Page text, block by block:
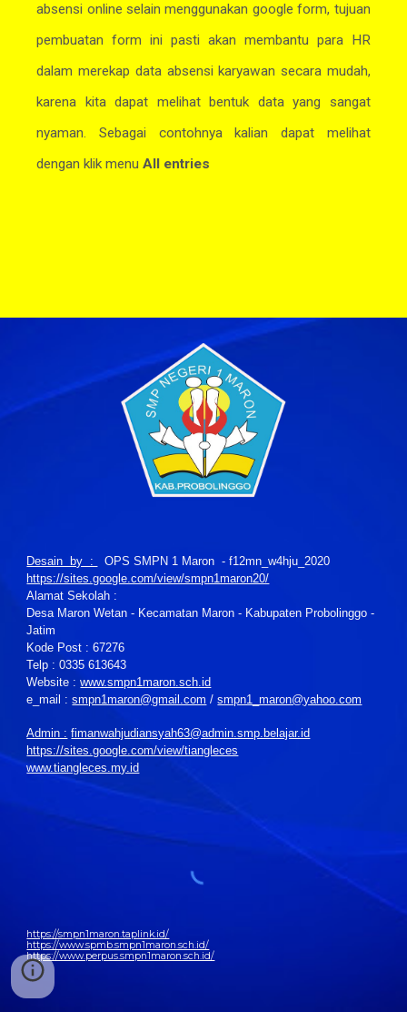
absensi online selain menggunakan google form, tujuan
pembuatan form ini pasti akan membantu para HR
dalam merekap data absensi karyawan secara mudah,
karena kita dapat melihat bentuk data yang sangat
nyaman. Sebagai contohnya kalian dapat melihat
dengan klik menuAll entries
Desain by :
OPS SMPN 1 Maron - f12mn_w4hju_2020
https://sites.google.com/view/smpn1maron20/
Alamat Sekolah :
Desa Maron Wetan - Kecamatan Maron - Kabupaten Probolinggo -
Jatim
Kode Post : 67276
Telp : 0335 613643
Website :www.smpn1maron.sch.id
e_mail :smpn1maron@gmail.com /smpn1_maron@yahoo.com
Admin : fimanwahjudiansyah63@admin.smp.belajar.id
https://sites.google.com/view/tiangleces
www.tiangleces.my.id
https://smpn1maron.taplink.id/
https://www.spmb.smpn1maron.sch.id/
https://www.perpus.smpn1maron.sch.id/